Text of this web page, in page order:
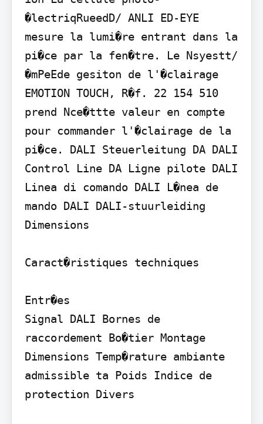
�lectriqRueedD/ ANLI ED-EYE
mesure la lumi�re entrant dans la
pi�ce par la fen�tre. Le Nsyestt/
�mPeEde gesiton de l'�clairage
EMOTION TOUCH, R�f. 22 154 510
prend Nce�ttte valeur en compte
pour commander l'�clairage de la
pi�ce. DALI Steuerleitung DA DALI
Control Line DA Ligne pilote DALI
Linea di comando DALI L�nea de
mando DALI DALI-stuurleiding
Dimensions
Caract�ristiques techniques
Entr�es
Signal DALI Bornes de
raccordement Bo�tier Montage
Dimensions Temp�rature ambiante
admissible ta Poids Indice de
protection Divers